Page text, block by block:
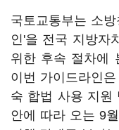
국토교통부는 소
인'을 전국 지방자
위한 후속 절차에
이번 가이드라인
숙 합법 사용 지원
안에 따라 오는 9